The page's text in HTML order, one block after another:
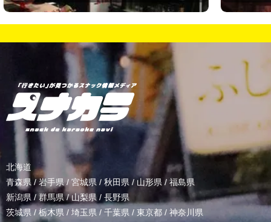
北海道
青森県 / 岩手県/ 宮城県 / 秋田県 / 山形県/ 福島県
新潟県 /群馬県/山梨県 / 長野県
茨城県 / 栃木県 / 埼玉県 / 千葉県 / 東京都 / 神奈川県